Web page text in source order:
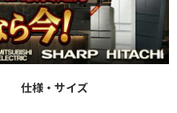
仕様・サイズ